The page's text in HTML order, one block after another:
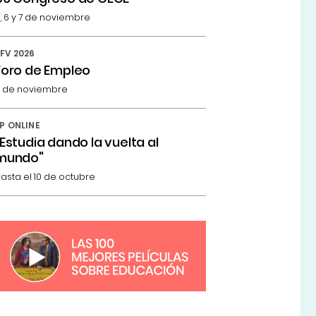
6 y 7 de noviembre
2026
de Empleo
de noviembre
ONLINE
dando la vuelta al
el 10 de octubre